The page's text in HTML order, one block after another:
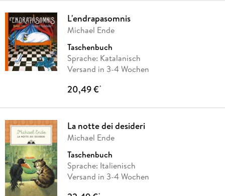
L'endrapasomnis
Michael Ende
Taschenbuch
Sprache: Katalanisch
Versand in 3-4 Wochen
20,49 €*
La notte dei desideri
Michael Ende
Taschenbuch
Sprache: Italienisch
Versand in 3-4 Wochen
*